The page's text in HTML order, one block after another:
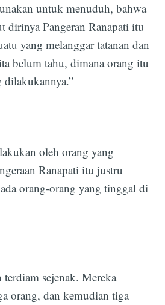
untuk menuduh, bahwa
dirinya Pangeran Ranapati itu
yang melanggar tatanan dan
belum tahu, dimana orang itu
dilakukannya.”
oleh orang yang
Ranapati itu justru
orang-orang yang tinggal di
sejenak. Mereka
orang, dan kemudian tiga